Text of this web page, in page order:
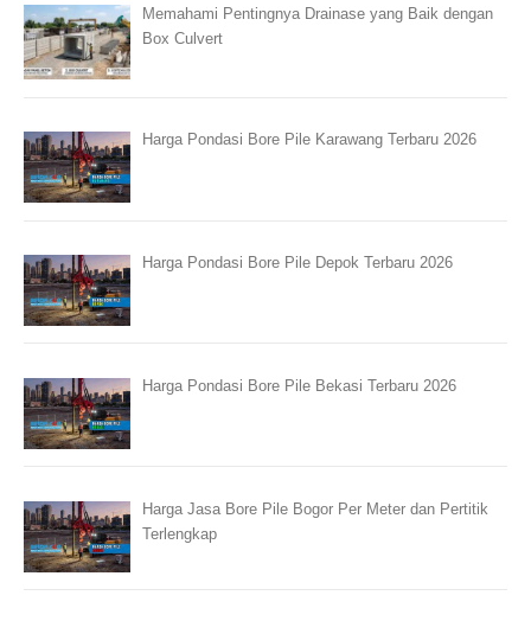
Memahami Pentingnya Drainase yang Baik dengan
Box Culvert
Harga Pondasi Bore Pile Karawang Terbaru 2026
Harga Pondasi Bore Pile Depok Terbaru 2026
Harga Pondasi Bore Pile Bekasi Terbaru 2026
Harga Jasa Bore Pile Bogor Per Meter dan Pertitik
Terlengkap